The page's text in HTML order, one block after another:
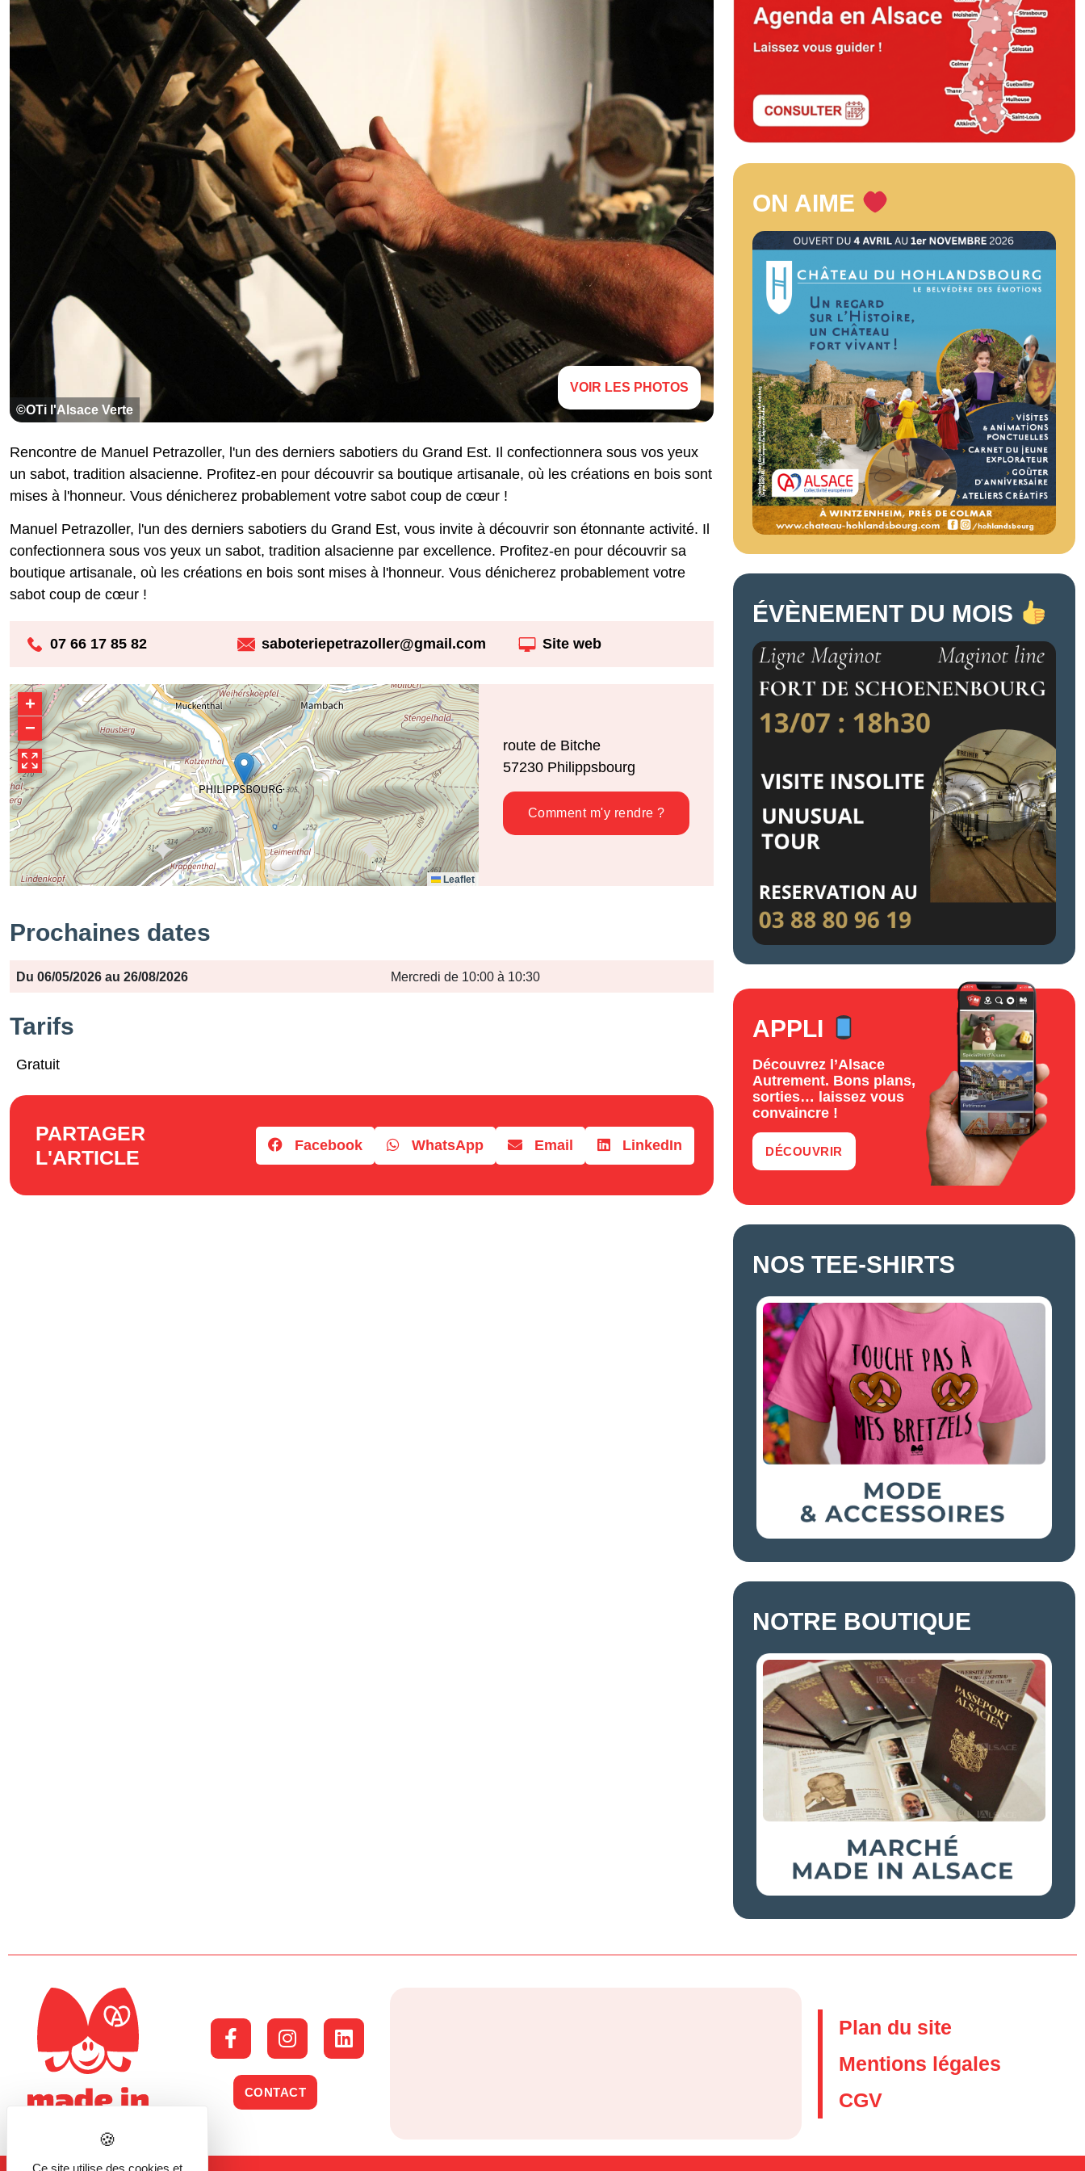
©OTi l'Alsace Verte
VOIR LES PHOTOS
Rencontre de Manuel Petrazoller, l'un des derniers sabotiers du Grand Est. Il confectionnera sous vos yeux
un sabot, tradition alsacienne. Profitez-en pour découvrir sa boutique artisanale, où les créations en bois sont
mises à l'honneur. Vous dénicherez probablement votre sabot coup de cœur !
Manuel Petrazoller, l'un des derniers sabotiers du Grand Est, vous invite à découvrir son étonnante activité. Il
confectionnera sous vos yeux un sabot, tradition alsacienne par excellence. Profitez-en pour découvrir sa
boutique artisanale, où les créations en bois sont mises à l'honneur. Vous dénicherez probablement votre
sabot coup de cœur !
07 66 17 85 82 saboteriepetrazoller@gmail.com Site web
+
−
Leaflet
route de Bitche
57230 Philippsbourg
Comment m'y rendre ?
Prochaines dates
Période Jours Horaires
Du 06/05/2026 au 26/08/2026 Mercredi de 10:00 à 10:30
Tarifs
Gratuit
PARTAGER
L'ARTICLE
Facebook WhatsApp Email LinkedIn
ON AIME
ÉVÈNEMENT DU MOIS
APPLI
Découvrez l’Alsace
Autrement. Bons plans,
sorties… laissez vous
convaincre !
DÉCOUVRIR
NOS TEE-SHIRTS
NOTRE BOUTIQUE
CONTACT
Plan du site
Mentions légales
CGV
Ce site utilise des cookies et